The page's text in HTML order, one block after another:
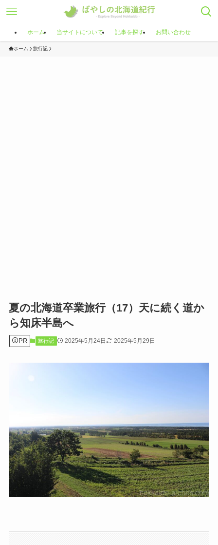
ホーム 当サイトについて 記事を探す お問い合わせ
ホーム 旅行記
夏の北海道卒業旅行（17）天に続く道か
ら知床半島へ
PR 旅行記 2025年5月24日 2025年5月29日